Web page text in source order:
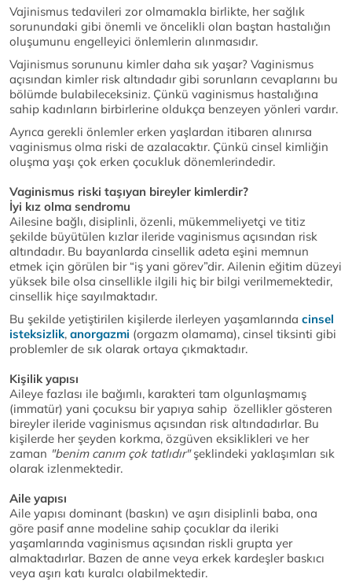
Vajinismus tedavileri zor olmamakla birlikte, her sağlık
sorunundaki gibi önemli ve öncelikli olan baştan hastalığın
oluşumunu engelleyici önlemlerin alınmasıdır.
Vajinismus sorununu kimler daha sık yaşar? Vaginismus
açısından kimler risk altındadır gibi sorunların cevaplarını bu
bölümde bulabileceksiniz. Çünkü vaginismus hastalığına
sahip kadınların birbirlerine oldukça benzeyen yönleri vardır.
Ayrıca gerekli önlemler erken yaşlardan itibaren alınırsa
vaginismus olma riski de azalacaktır. Çünkü cinsel kimliğin
oluşma yaşı çok erken çocukluk dönemlerindedir.
Vaginismus riski taşıyan bireyler kimlerdir?
İyi kız olma sendromu
Ailesine bağlı, disiplinli, özenli, mükemmeliyetçi ve titiz
şekilde büyütülen kızlar ileride vaginismus açısından risk
altındadır. Bu bayanlarda cinsellik adeta eşini memnun
etmek için görülen bir “iş yani görev”dir. Ailenin eğitim düzeyi
yüksek bile olsa cinsellikle ilgili hiç bir bilgi verilmemektedir,
cinsellik hiçe sayılmaktadır.
Bu şekilde yetiştirilen kişilerde ilerleyen yaşamlarında cinsel
isteksizlik, anorgazmi (orgazm olamama), cinsel tiksinti gibi
problemler de sık olarak ortaya çıkmaktadır.
Kişilik yapısı
Aileye fazlası ile bağımlı, karakteri tam olgunlaşmamış
(immatür) yani çocuksu bir yapıya sahip özellikler gösteren
bireyler ileride vaginismus açısından risk altındadırlar. Bu
kişilerde her şeyden korkma, özgüven eksiklikleri ve her
zaman "benim canım çok tatlıdır"şeklindeki yaklaşımları sık
olarak izlenmektedir.
Aile yapısı
Aile yapısı dominant (baskın) ve aşırı disiplinli baba, ona
göre pasif anne modeline sahip çocuklar da ileriki
yaşamlarında vaginismus açısından riskli grupta yer
almaktadırlar. Bazen de anne veya erkek kardeşler baskıcı
veya aşırı katı kuralcı olabilmektedir.